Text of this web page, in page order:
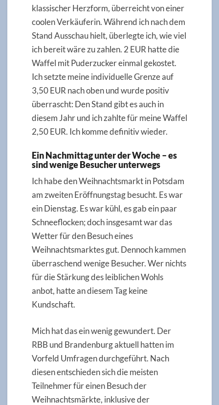
klassischer Herzform, überreicht von einer
coolen Verkäuferin. Während ich nach dem
Stand Ausschau hielt, überlegte ich, wie viel
ich bereit wäre zu zahlen. 2 EUR hatte die
Waffel mit Puderzucker einmal gekostet.
Ich setzte meine individuelle Grenze auf
3,50 EUR nach oben und wurde positiv
überrascht: Den Stand gibt es auch in
diesem Jahr und ich zahlte für meine Waffel
2,50 EUR. Ich komme definitiv wieder.
Ein Nachmittag unter der Woche – es
sind wenige Besucher unterwegs
Ich habe den Weihnachtsmarkt in Potsdam
am zweiten Eröffnungstag besucht. Es war
ein Dienstag. Es war kühl, es gab ein paar
Schneeflocken; doch insgesamt war das
Wetter für den Besuch eines
Weihnachtsmarktes gut. Dennoch kammen
überraschend wenige Besucher. Wer nichts
für die Stärkung des leiblichen Wohls
anbot, hatte an diesem Tag keine
Kundschaft.
Mich hat das ein wenig gewundert. Der
RBB und Brandenburg aktuell hatten im
Vorfeld Umfragen durchgeführt. Nach
diesen entschieden sich die meisten
Teilnehmer für einen Besuch der
Weihnachtsmärkte, inklusive der